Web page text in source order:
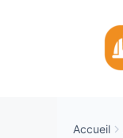
Accueil